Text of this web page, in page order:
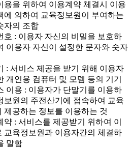
용을 위하여 이용계약 체결시 이용
에 의하여 교육정보원이 부여하는
자의 조합
: 이용자 자신의 비밀을 보호하
이용자 자신이 설정한 문자와 숫자
: 서비스 제공을 받기 위해 이용자
개인용 컴퓨터 및 모뎀 등의 기기
이용 : 이용자가 단말기를 이용하
보원의 주전산기에 접속하여 교육
제공하는 정보를 이용하는 것
: 서비스를 제공받기 위하여 이
교육정보원과 이용자간의 체결하
말함